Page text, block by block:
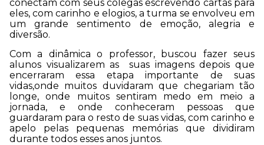
conectam com seus colegas escrevendo cartas para
eles, com carinho e elogios, a turma se envolveu em
um grande sentimento de emoção, alegria e
diversão.
Com a dinâmica o professor, buscou fazer seus
alunos visualizarem as suas imagens depois que
encerraram essa etapa importante de suas
vidas,onde muitos duvidaram que chegariam tão
longe, onde muitos sentiram medo em meio a
jornada, e onde conheceram pessoas que
guardaram para o resto de suas vidas, com carinho e
apelo pelas pequenas memórias que dividiram
durante todos esses anos juntos.